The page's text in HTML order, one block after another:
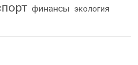
финансы экология